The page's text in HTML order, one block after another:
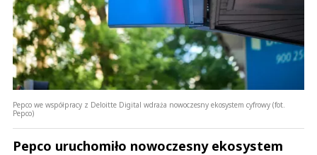
Pepco we współpracy z Deloitte Digital wdraża nowoczesny ekosystem cyfrowy (fot.
Pepco)
Pepco uruchomiło nowoczesny ekosystem